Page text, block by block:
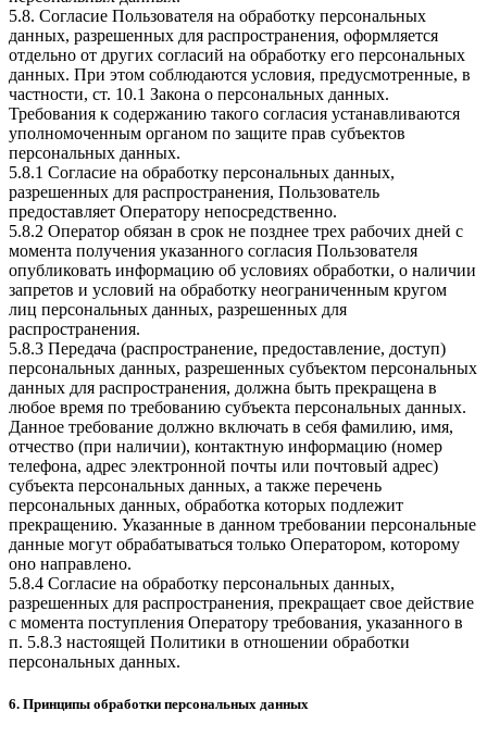
5.8. Согласие Пользователя на обработку персональных
данных, разрешенных для распространения, оформляется
отдельно от других согласий на обработку его персональных
данных. При этом соблюдаются условия, предусмотренные, в
частности, ст. 10.1 Закона о персональных данных.
Требования к содержанию такого согласия устанавливаются
уполномоченным органом по защите прав субъектов
персональных данных.
5.8.1 Согласие на обработку персональных данных,
разрешенных для распространения, Пользователь
предоставляет Оператору непосредственно.
5.8.2 Оператор обязан в срок не позднее трех рабочих дней с
момента получения указанного согласия Пользователя
опубликовать информацию об условиях обработки, о наличии
запретов и условий на обработку неограниченным кругом
лиц персональных данных, разрешенных для
распространения.
5.8.3 Передача (распространение, предоставление, доступ)
персональных данных, разрешенных субъектом персональных
данных для распространения, должна быть прекращена в
любое время по требованию субъекта персональных данных.
Данное требование должно включать в себя фамилию, имя,
отчество (при наличии), контактную информацию (номер
телефона, адрес электронной почты или почтовый адрес)
субъекта персональных данных, а также перечень
персональных данных, обработка которых подлежит
прекращению. Указанные в данном требовании персональные
данные могут обрабатываться только Оператором, которому
оно направлено.
5.8.4 Согласие на обработку персональных данных,
разрешенных для распространения, прекращает свое действие
с момента поступления Оператору требования, указанного в
п. 5.8.3 настоящей Политики в отношении обработки
персональных данных.
6. Принципы обработки персональных данных